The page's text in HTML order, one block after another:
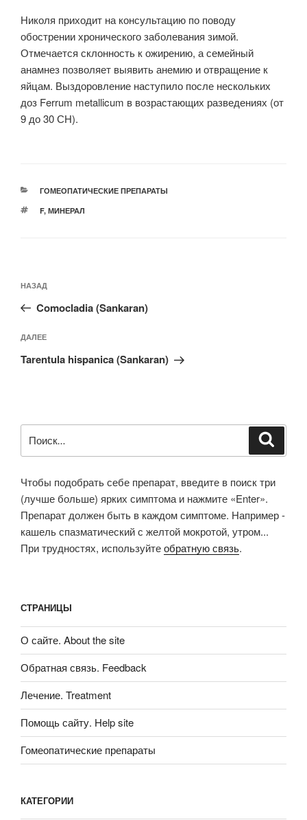
Николя приходит на консультацию по поводу
обострении хронического заболевания зимой.
Отмечается склонность к ожирению, а семейный
анамнез позволяет выявить анемию и отвращение к
яйцам. Выздоровление наступило после нескольких
доз Ferrum metallicum в возрастающих разведениях (от
9 до 30 СН).
РУБРИКИ
ГОМЕОПАТИЧЕСКИЕ ПРЕПАРАТЫ
МЕТКИ
F, МИНЕРАЛ
по
записям
Предыдущая
запись:
НАЗАД
Comocladia (Sankaran)
Следующая
запись
ДАЛЕЕ
Tarentula hispanica (Sankaran)
Чтобы подобрать себе препарат, введите в поиск три
(лучше больше) ярких симптома и нажмите «Enter».
Препарат должен быть в каждом симптоме. Например -
кашель спазматический с желтой мокротой, утром...
При трудностях, используйтеобратную связь.
СТРАНИЦЫ
О сайте. About the site
Обратная связь. Feedback
Лечение. Treatment
Помощь сайту. Help site
Гомеопатические препараты
КАТЕГОРИИ